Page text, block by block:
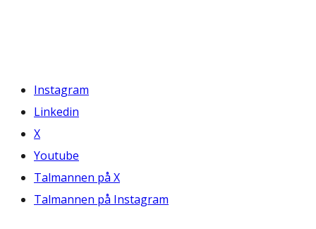
Instagram
Linkedin
X
Youtube
Talmannen på X
Talmannen på Instagram